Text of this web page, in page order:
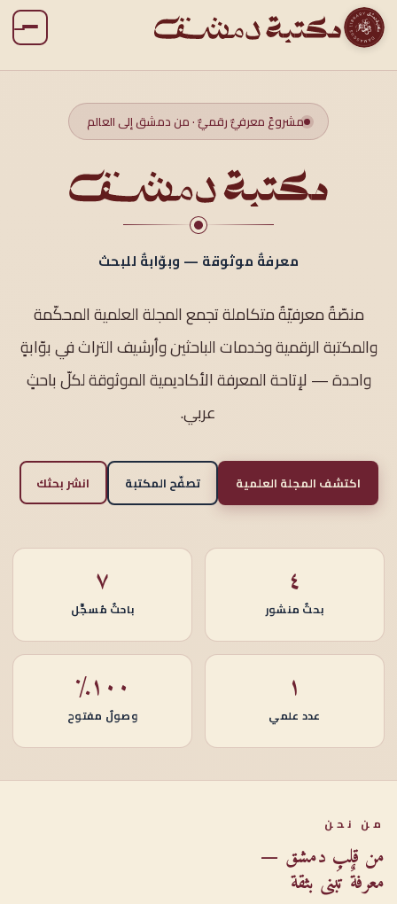
مشروعٌ معرفيٌّ رقميٌّ · من دمشق إلى العالم
معرفةٌ موثوقة — وبوّابةٌ للبحث
منصّةٌ معرفيّةٌ متكاملة تجمع المجلة العلمية المحكّمة
والمكتبة الرقمية وخدمات الباحثين وأرشيف التراث في بوّابةٍ
واحدة — لإتاحة المعرفة الأكاديمية الموثوقة لكلّ باحثٍ
عربي.
اكتشف المجلة العلمية تصفّح المكتبة انشر بحثك
٤
بحثٌ منشور
٧
باحثٌ مُسجَّل
١
عدد علمي
١٠٠٪
وصولٌ مفتوح
من نحن
من قلب دمشق —
معرفةٌ تُبنى بثقة